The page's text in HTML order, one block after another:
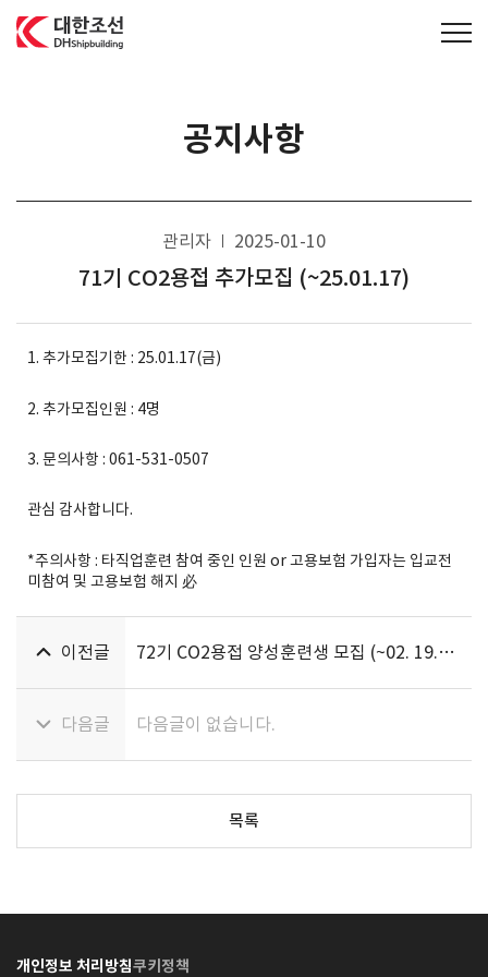
공지사항
관리자 2025-01-10
71기 CO2용접 추가모집 (~25.01.17)
1. 추가모집기한 : 25.01.17(금)
2. 추가모집인원 : 4명
3. 문의사항 : 061-531-0507
관심 감사합니다.
*주의사항 : 타직업훈련 참여 중인 인원 or 고용보험 가입자는 입교전
미참여 및 고용보험 해지 必
이전글
72기 CO2용접 양성훈련생 모집 (~02. 19.
다음글 다음글이 없습니다.
목록
개인정보 처리방침쿠키정책